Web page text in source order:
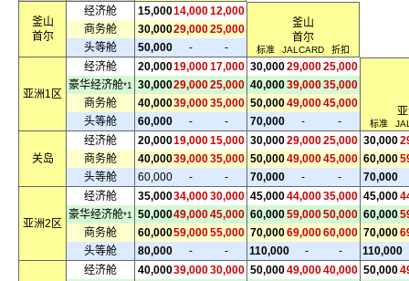
釜山
首尔
经济舱 15,00014,00012,000
釜山
首尔
标准 JALCARD 折扣
商务舱 30,00029,00025,000
头等舱
50,000 - -
亚洲1区
经济舱 20,00019,00017,000 30,00029,00025,000
标准
豪华经济舱*1 30,00029,00025,000 40,00039,00035,000
商务舱
40,00039,00035,000 50,00049,00045,000
头等舱
60,000 - - 70,000 - -
关岛
经济舱 20,00019,00015,000 30,00029,00025,000 30,000
商务舱
40,00039,00035,000 50,00049,00045,000 60,000
头等舱
60,000 - - 70,000 - - 70,000
亚洲2区
经济舱 35,00034,00030,000 45,00044,00035,000 45,000
豪华经济舱*1 50,00049,00045,000 60,00059,00050,000 60,000
商务舱
60,00059,00055,000 70,00069,00060,000 70,000
头等舱
80,000 - - 110,000 - - 110,000
经济舱 40,00039,00030,000 50,00049,00040,000 50,000